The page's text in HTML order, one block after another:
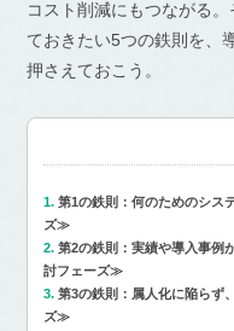
コスト削減にもつながる
ておきたい5つの鉄則を、
押さえておこう。
第1の鉄則：何のためのシス
ズ≫
第2の鉄則：実績や導入事例
討フェーズ≫
第3の鉄則：属人化に陥らず
ズ≫